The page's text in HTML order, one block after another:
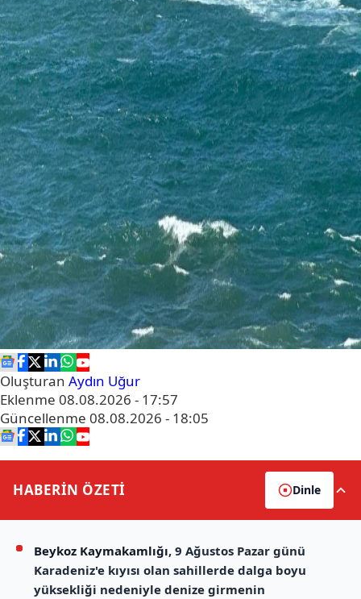
Oluşturan Aydın Uğur
Eklenme 08.08.2026 - 17:57
Güncellenme 08.08.2026 - 18:05
HABERİN ÖZETİ Dinle
Beykoz Kaymakamlığı, 9 Ağustos Pazar günü
Karadeniz'e kıyısı olan sahillerde dalga boyu
yüksekliği nedeniyle denize girmenin